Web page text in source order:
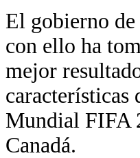
El gobierno
con ello ha
mejor
características
Mundial FIFA
Canadá.